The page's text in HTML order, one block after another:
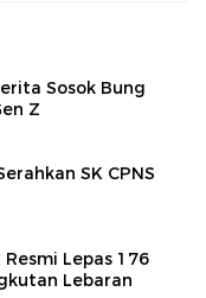
Sosok Bung
Z
SK CPNS
Lepas 176
Lebaran